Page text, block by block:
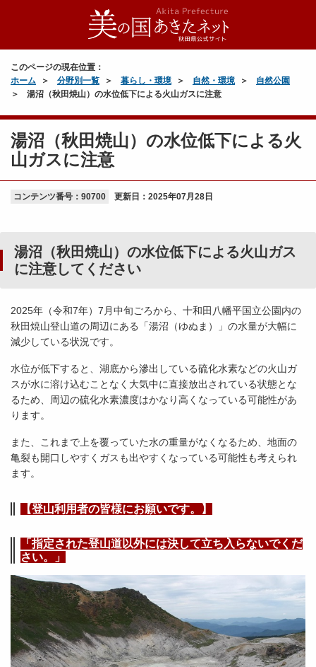
このページの現在位置：
ホーム
分野別一覧 暮らし・環境 自然・環境
自然公園
湯沼（秋田焼山）の水位低下による火山ガスに注意
湯沼（秋田焼山）の水位低下による火
山ガスに注意
コンテンツ番号：90700 更新日： 2025年07月28日
湯沼（秋田焼山）の水位低下による火山ガス
に注意してください
2025年（令和7年）7月中旬ごろから、十和田八幡平国立公園内の
秋田焼山登山道の周辺にある「湯沼（ゆぬま）」の水量が大幅に
減少している状況です。
水位が低下すると、湖底から滲出している硫化水素などの火山ガ
スが水に溶け込むことなく大気中に直接放出されている状態とな
るため、周辺の硫化水素濃度はかなり高くなっている可能性があ
ります。
また、これまで上を覆っていた水の重量がなくなるため、地面の
亀裂も開口しやすくガスも出やすくなっている可能性も考えられ
ます。
【登山利用者の皆様にお願いです。】
「指定された登山道以外には決して立ち入らないでくだ
さい。」